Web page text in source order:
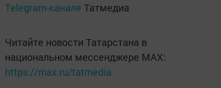
Telegram-канале Татмедиа
Читайте новости Татарстана в
национальном мессенджере MАХ:
https://max.ru/tatmedia